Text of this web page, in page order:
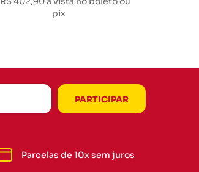
pix
Parcelas de 10x sem juros